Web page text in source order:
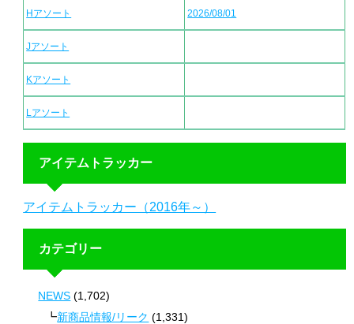
Hアソート 2026/08/01
Jアソート
Kアソート
Lアソート
アイテムトラッカー
アイテムトラッカー（2016年～）
カテゴリー
NEWS (1,702)
新商品情報/リーク (1,331)